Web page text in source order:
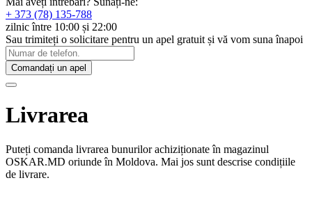
+ 373 (78) 135-788
zilnic între 10:00 și 22:00
Sau trimiteți o solicitare pentru un apel gratuit și vă vom suna înapoi
Comandați un apel
Livrarea
Puteți comanda livrarea bunurilor achiziționate în magazinul
OSKAR.MD oriunde în Moldova. Mai jos sunt descrise condițiile
de livrare.